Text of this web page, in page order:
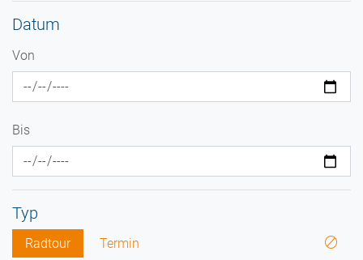
Datum
Von
Bis
Typ
Radtour Termin